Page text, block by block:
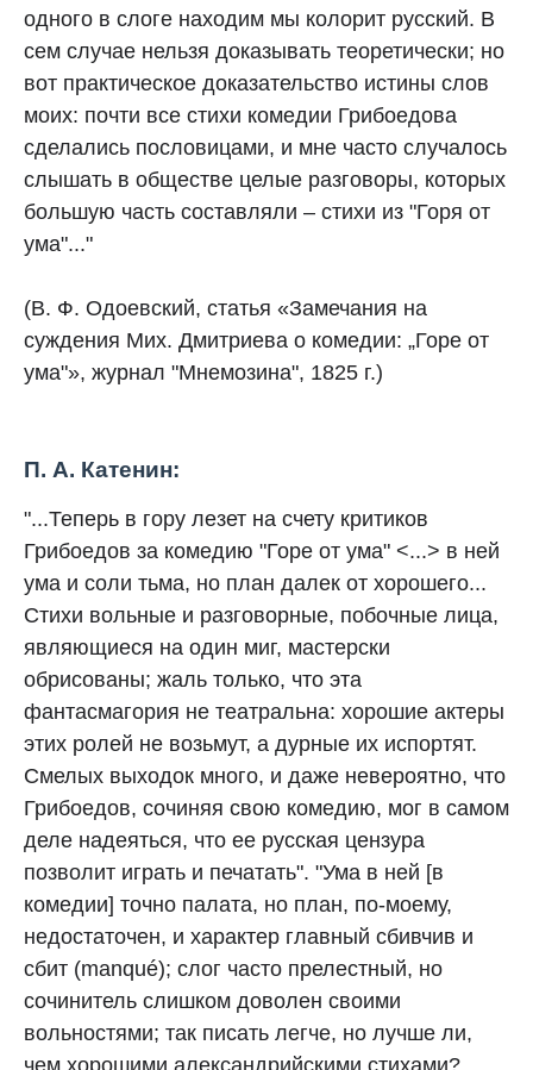
одного в слоге находим мы колорит русский. В
сем случае нельзя доказывать теоретически; но
вот практическое доказательство истины слов
моих: почти все стихи комедии Грибоедова
сделались пословицами, и мне часто случалось
слышать в обществе целые разговоры, которых
большую часть составляли – стихи из "Горя от
ума"..."
(В. Ф. Одоевский, статья «Замечания на
суждения Мих. Дмитриева о комедии: „Горе от
ума"», журнал "Мнемозина", 1825 г.)
П. А. Катенин:
"...Теперь в гору лезет на счету критиков
Грибоедов за комедию "Горе от ума" <...> в ней
ума и соли тьма, но план далек от хорошего...
Стихи вольные и разговорные, побочные лица,
являющиеся на один миг, мастерски
обрисованы; жаль только, что эта
фантасмагория не театральна: хорошие актеры
этих ролей не возьмут, а дурные их испортят.
Смелых выходок много, и даже невероятно, что
Грибоедов, сочиняя свою комедию, мог в самом
деле надеяться, что ее русская цензура
позволит играть и печатать". "Ума в ней [в
комедии] точно палата, но план, по-моему,
недостаточен, и характер главный сбивчив и
сбит (manqué); слог часто прелестный, но
сочинитель слишком доволен своими
вольностями; так писать легче, но лучше ли,
чем хорошими александрийскими стихами?